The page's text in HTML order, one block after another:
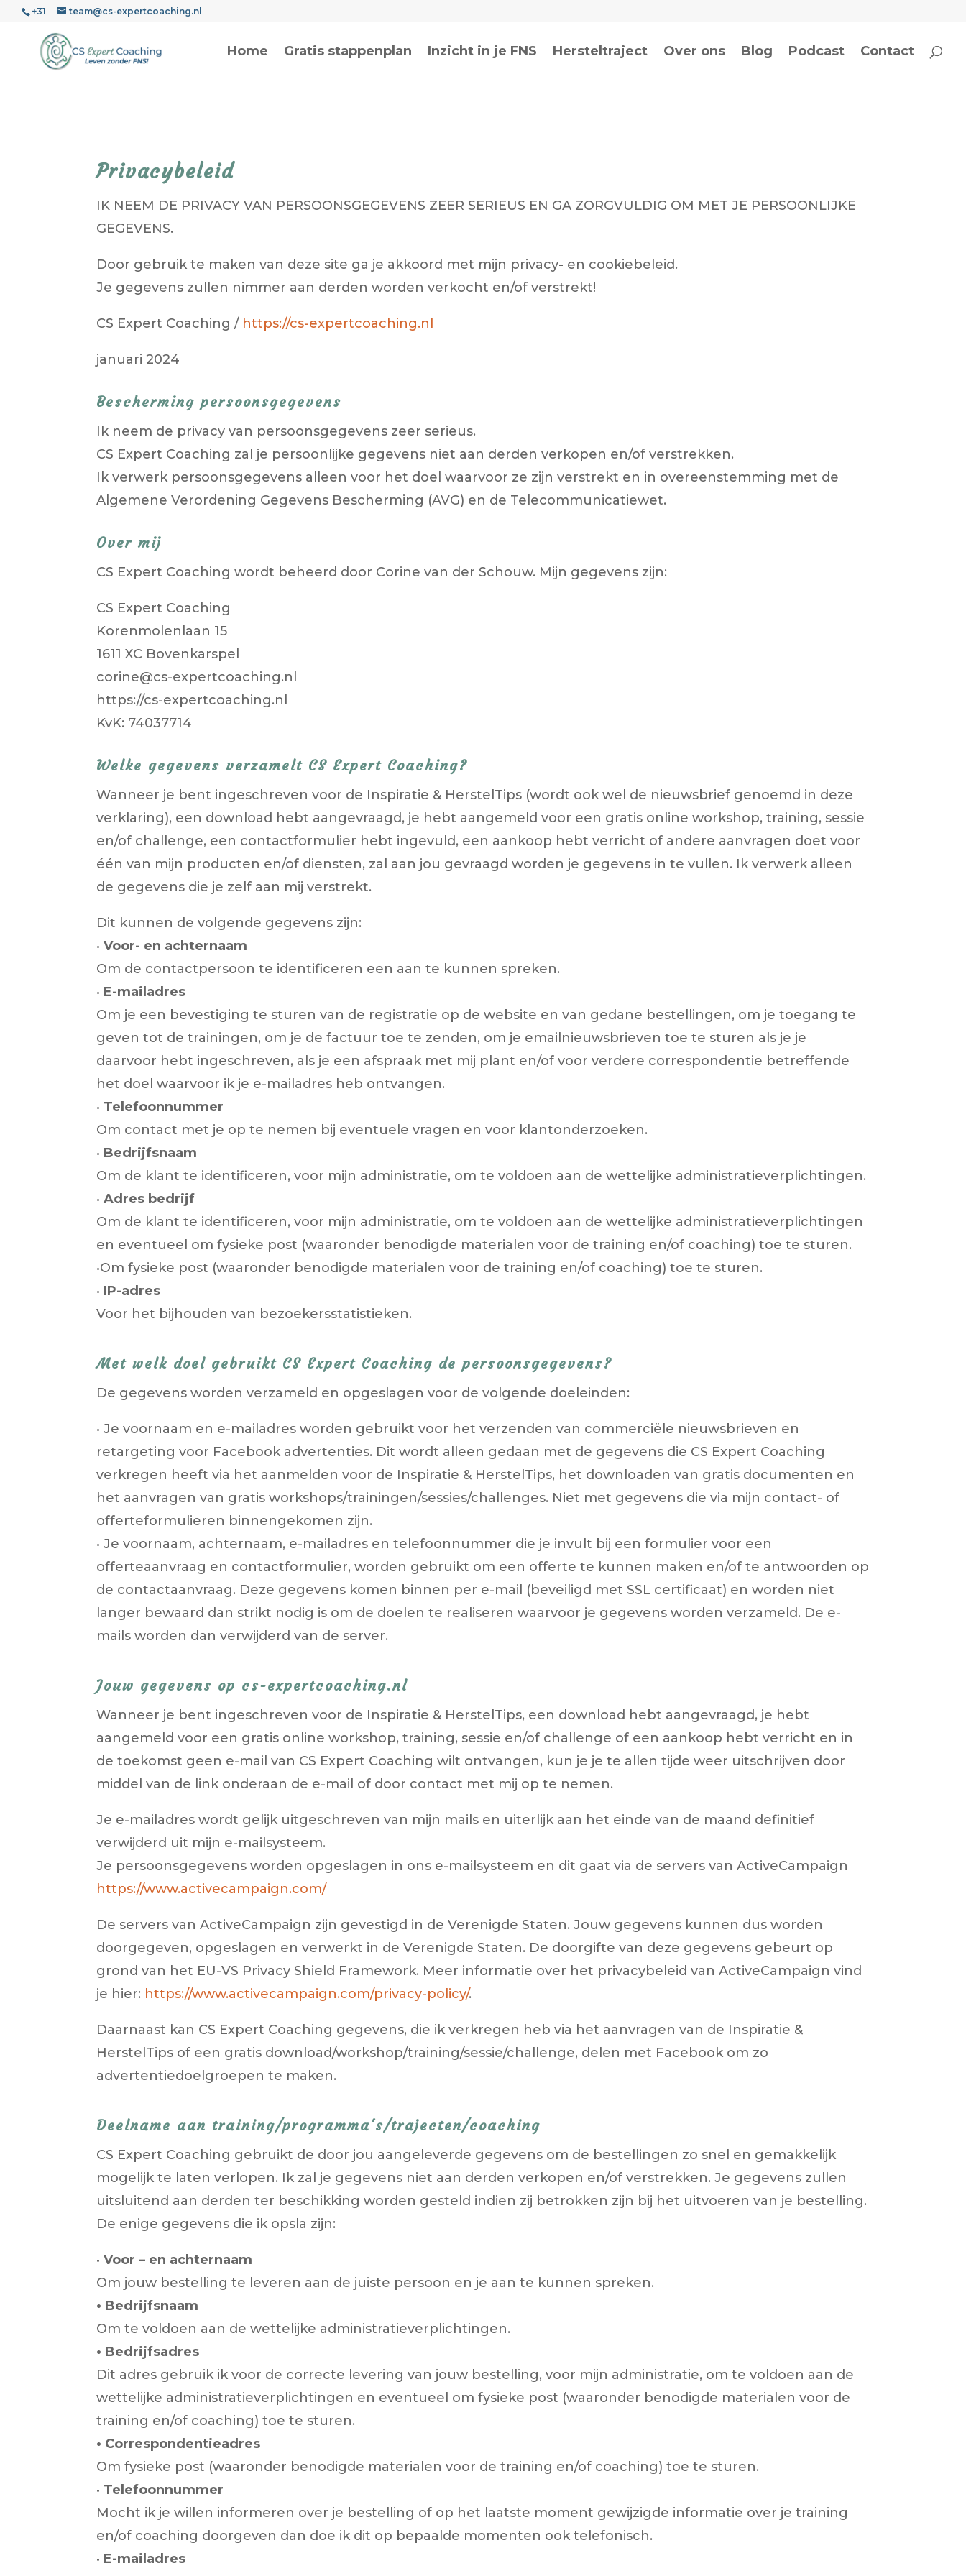
+31 team@cs-expertcoaching.nl
Home Gratis stappenplan Inzicht in je FNS Hersteltraject Over ons Blog Podcast Contact
Privacybeleid
IK NEEM DE PRIVACY VAN PERSOONSGEGEVENS ZEER SERIEUS EN GA ZORGVULDIG OM MET JE PERSOONLIJKE
GEGEVENS.
Door gebruik te maken van deze site ga je akkoord met mijn privacy- en cookiebeleid.
Je gegevens zullen nimmer aan derden worden verkocht en/of verstrekt!
CS Expert Coaching / https://cs-expertcoaching.nl
januari 2024
Bescherming persoonsgegevens
Ik neem de privacy van persoonsgegevens zeer serieus.
CS Expert Coaching zal je persoonlijke gegevens niet aan derden verkopen en/of verstrekken.
Ik verwerk persoonsgegevens alleen voor het doel waarvoor ze zijn verstrekt en in overeenstemming met de
Algemene Verordening Gegevens Bescherming (AVG) en de Telecommunicatiewet.
Over mij
CS Expert Coaching wordt beheerd door Corine van der Schouw. Mijn gegevens zijn:
CS Expert Coaching
Korenmolenlaan 15
1611 XC Bovenkarspel
corine@cs-expertcoaching.nl
https://cs-expertcoaching.nl
KvK: 74037714
Welke gegevens verzamelt CS Expert Coaching?
Wanneer je bent ingeschreven voor de Inspiratie & HerstelTips (wordt ook wel de nieuwsbrief genoemd in deze
verklaring), een download hebt aangevraagd, je hebt aangemeld voor een gratis online workshop, training, sessie
en/of challenge, een contactformulier hebt ingevuld, een aankoop hebt verricht of andere aanvragen doet voor
één van mijn producten en/of diensten, zal aan jou gevraagd worden je gegevens in te vullen. Ik verwerk alleen
de gegevens die je zelf aan mij verstrekt.
Dit kunnen de volgende gegevens zijn:
•Voor- en achternaam
Om de contactpersoon te identificeren een aan te kunnen spreken.
• E-mailadres
Om je een bevestiging te sturen van de registratie op de website en van gedane bestellingen, om je toegang te
geven tot de trainingen, om je de factuur toe te zenden, om je emailnieuwsbrieven toe te sturen als je je
daarvoor hebt ingeschreven, als je een afspraak met mij plant en/of voor verdere correspondentie betreffende
het doel waarvoor ik je e-mailadres heb ontvangen.
• Telefoonnummer
Om contact met je op te nemen bij eventuele vragen en voor klantonderzoeken.
• Bedrijfsnaam
Om de klant te identificeren, voor mijn administratie, om te voldoen aan de wettelijke administratieverplichtingen.
•Adres bedrijf
Om de klant te identificeren, voor mijn administratie, om te voldoen aan de wettelijke administratieverplichtingen
en eventueel om fysieke post (waaronder benodigde materialen voor de training en/of coaching) toe te sturen.
•Om fysieke post (waaronder benodigde materialen voor de training en/of coaching) toe te sturen.
• IP-adres
Voor het bijhouden van bezoekersstatistieken.
Met welk doel gebruikt CS Expert Coaching de persoonsgegevens?
De gegevens worden verzameld en opgeslagen voor de volgende doeleinden:
• Je voornaam en e-mailadres worden gebruikt voor het verzenden van commerciële nieuwsbrieven en
retargeting voor Facebook advertenties. Dit wordt alleen gedaan met de gegevens die CS Expert Coaching
verkregen heeft via het aanmelden voor de Inspiratie & HerstelTips, het downloaden van gratis documenten en
het aanvragen van gratis workshops/trainingen/sessies/challenges. Niet met gegevens die via mijn contact- of
offerteformulieren binnengekomen zijn.
• Je voornaam, achternaam, e-mailadres en telefoonnummer die je invult bij een formulier voor een
offerteaanvraag en contactformulier, worden gebruikt om een offerte te kunnen maken en/of te antwoorden op
de contactaanvraag. Deze gegevens komen binnen per e-mail (beveiligd met SSL certificaat) en worden niet
langer bewaard dan strikt nodig is om de doelen te realiseren waarvoor je gegevens worden verzameld. De e-
mails worden dan verwijderd van de server.
Jouw gegevens op cs-expertcoaching.nl
Wanneer je bent ingeschreven voor de Inspiratie & HerstelTips, een download hebt aangevraagd, je hebt
aangemeld voor een gratis online workshop, training, sessie en/of challenge of een aankoop hebt verricht en in
de toekomst geen e-mail van CS Expert Coaching wilt ontvangen, kun je je te allen tijde weer uitschrijven door
middel van de link onderaan de e-mail of door contact met mij op te nemen.
Je e-mailadres wordt gelijk uitgeschreven van mijn mails en uiterlijk aan het einde van de maand definitief
verwijderd uit mijn e-mailsysteem.
Je persoonsgegevens worden opgeslagen in ons e-mailsysteem en dit gaat via de servers van ActiveCampaign
https://www.activecampaign.com/
De servers van ActiveCampaign zijn gevestigd in de Verenigde Staten. Jouw gegevens kunnen dus worden
doorgegeven, opgeslagen en verwerkt in de Verenigde Staten. De doorgifte van deze gegevens gebeurt op
grond van het EU-VS Privacy Shield Framework. Meer informatie over het privacybeleid van ActiveCampaign vind
je hier: https://www.activecampaign.com/privacy-policy/.
Daarnaast kan CS Expert Coaching gegevens, die ik verkregen heb via het aanvragen van de Inspiratie &
HerstelTips of een gratis download/workshop/training/sessie/challenge, delen met Facebook om zo
advertentiedoelgroepen te maken.
Deelname aan training/programma's/trajecten/coaching
CS Expert Coaching gebruikt de door jou aangeleverde gegevens om de bestellingen zo snel en gemakkelijk
mogelijk te laten verlopen. Ik zal je gegevens niet aan derden verkopen en/of verstrekken. Je gegevens zullen
uitsluitend aan derden ter beschikking worden gesteld indien zij betrokken zijn bij het uitvoeren van je bestelling.
De enige gegevens die ik opsla zijn:
•Voor – en achternaam
Om jouw bestelling te leveren aan de juiste persoon en je aan te kunnen spreken.
• Bedrijfsnaam
Om te voldoen aan de wettelijke administratieverplichtingen.
• Bedrijfsadres
Dit adres gebruik ik voor de correcte levering van jouw bestelling, voor mijn administratie, om te voldoen aan de
wettelijke administratieverplichtingen en eventueel om fysieke post (waaronder benodigde materialen voor de
training en/of coaching) toe te sturen.
• Correspondentieadres
Om fysieke post (waaronder benodigde materialen voor de training en/of coaching) toe te sturen.
• Telefoonnummer
Mocht ik je willen informeren over je bestelling of op het laatste moment gewijzigde informatie over je training
en/of coaching doorgeven dan doe ik dit op bepaalde momenten ook telefonisch.
• E-mailadres